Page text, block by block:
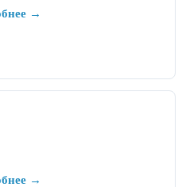
→
→